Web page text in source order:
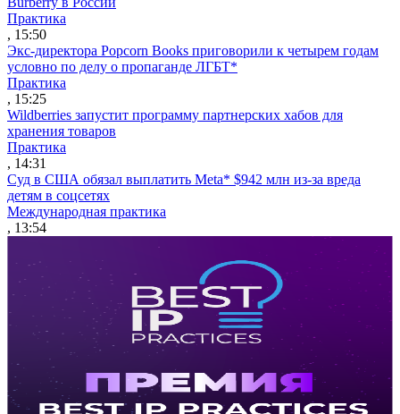
Практика
, 15:50
Экс-директора Popcorn Books приговорили к четырем годам
условно по делу о пропаганде ЛГБТ*
Практика
, 15:25
Wildberries запустит программу партнерских хабов для
хранения товаров
Практика
, 14:31
Суд в США обязал выплатить Meta* $942 млн из-за вреда
детям в соцсетях
Международная практика
, 13:54